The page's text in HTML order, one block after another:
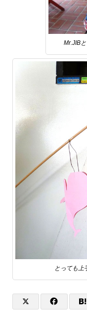
Mr.JIB
とっても上